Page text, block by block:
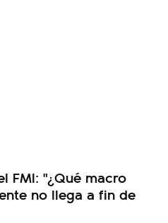
FMI: "¿Qué macro
no llega a fin de